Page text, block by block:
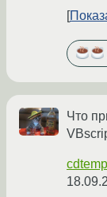
Что
cdtemp